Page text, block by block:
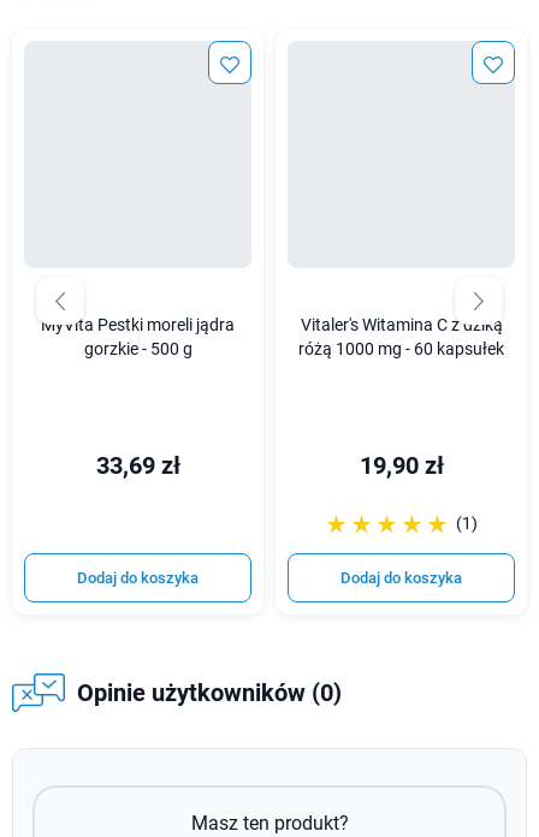
MyVita Pestki moreli jądra
gorzkie - 500 g
33,69 zł
Dodaj do koszyka
Vitaler's Witamina C z dziką
różą 1000 mg - 60 kapsułek
19,90 zł
☆☆☆☆☆
★★★★★ (1)
Dodaj do koszyka
Opinie użytkowników (0)
Masz ten produkt?